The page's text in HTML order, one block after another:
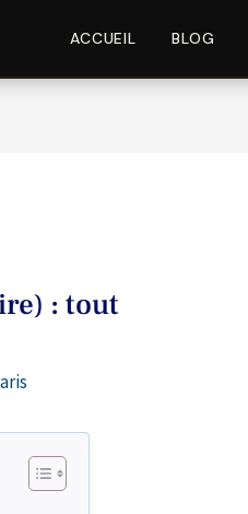
ACCUEIL BLOG
: tout